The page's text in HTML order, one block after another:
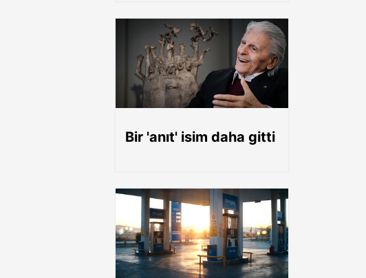
Bir 'anıt' isim daha gitti